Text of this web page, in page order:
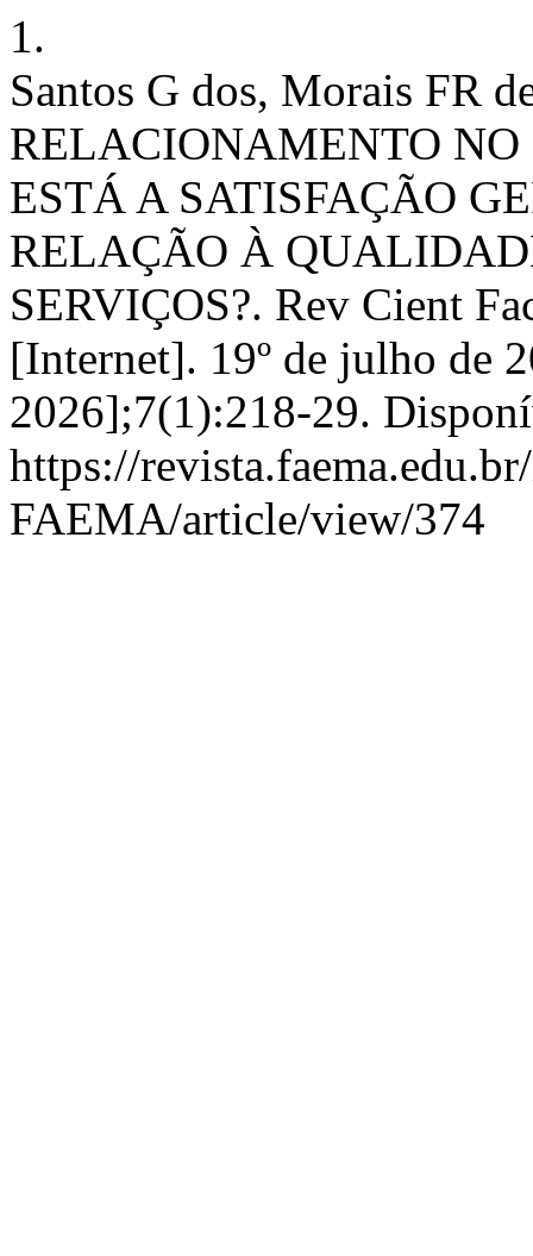
1.
Santos G dos, Morais FR
RELACIONAMENTO
ESTÁ A SATISFAÇÃO
RELAÇÃO À
SERVIÇOS?. Rev Cient
[Internet]. 19º de julho de
2026];7(1):218-29.
https://
FAEMA/article/view/374